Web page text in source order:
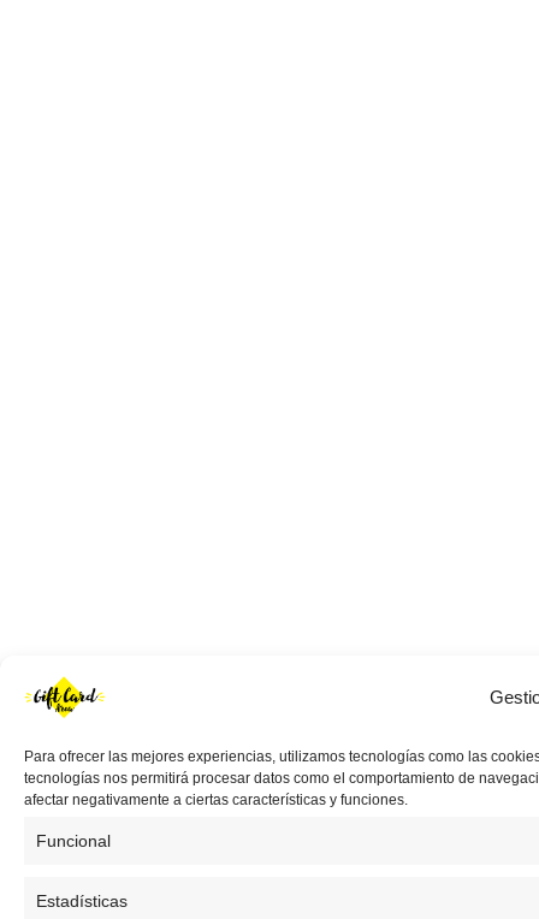
Para ofrecer las mejores experiencias, utilizamos tecnologías como las
tecnologías nos permitirá procesar datos como el comportamiento de
afectar negativamente a ciertas características y funciones.
Funcional
Estadísticas